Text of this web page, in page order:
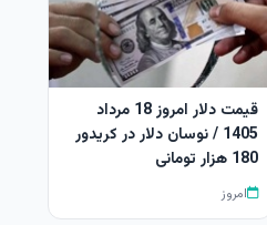
قیمت دلار امروز 18 مرداد
1405 / نوسان دلار در کریدور
180 هزار تومانی
امروز